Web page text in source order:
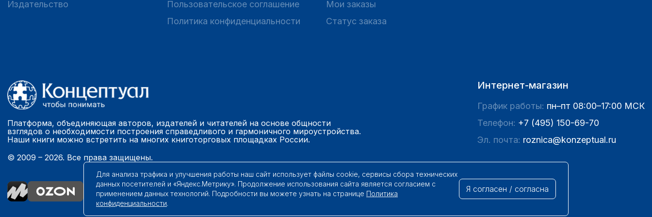
Издательство
Пользовательское соглашение
Политика конфиденциальности
Мои заказы
Статус заказа
Платформа, объединяющая авторов, издателей и читателей на основе общности
взглядов о необходимости построения справедливого и гармоничного мироустройства.
Наши книги можно встретить на многих книготорговых площадках России.
© 2009 – 2026. Все права защищены.
Интернет-магазин
График работы: пн–пт 08:00–17:00 МСК
Телефон: +7 (495) 150-69-70
Эл. почта: roznica@konzeptual.ru
Для анализа трафика и улучшения работы наш сайт использует файлы cookie, сервисы сбора технических
данных посетителей и «Яндекс.Метрику». Продолжение использования сайта является согласием с
применением данных технологий. Подробности вы можете узнать на странице Политика
конфиденциальности.
Я согласен / согласна